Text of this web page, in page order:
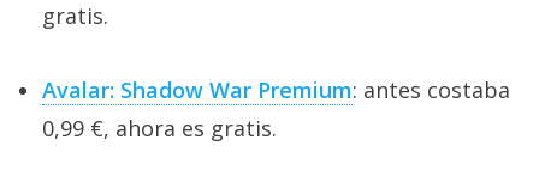
gratis.
Avalar: Shadow War Premium: antes costaba
0,99 €, ahora es gratis.